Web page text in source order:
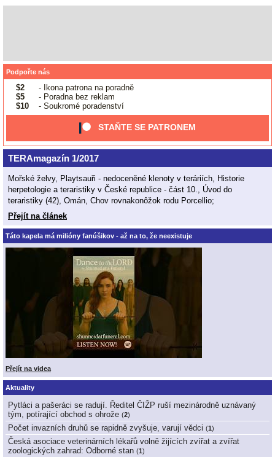
Podpořte nás
$2
- Ikona patrona na poradně
$5
- Poradna bez reklam
$10
- Soukromé poradenství
STAŇTE SE PATRONEM
TERAmagazín 1/2017
Mořské želvy, Playtsauři - nedoceněné klenoty v teráriích, Historie
herpetologie a teraristiky v České republice - část 10., Úvod do
teraristiky (42), Omán, Chov rovnakonôžok rodu Porcellio;
Přejít na článek
Táto kapela má milióny fanúšikov - až na to, že neexistuje
Přejít na videa
Aktuality
Pytláci a pašeráci se radují. Ředitel ČIŽP ruší mezinárodně uznávaný
tým, potírající obchod s ohrože (2)
Počet invazních druhů se rapidně zvyšuje, varují vědci (1 )
Česká asociace veterinárních lékařů volně žijících zvířat a zvířat
zoologických zahrad: Odborné stan (1 )